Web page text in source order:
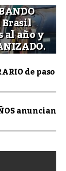
Brasil
al año y
de paso
anuncian